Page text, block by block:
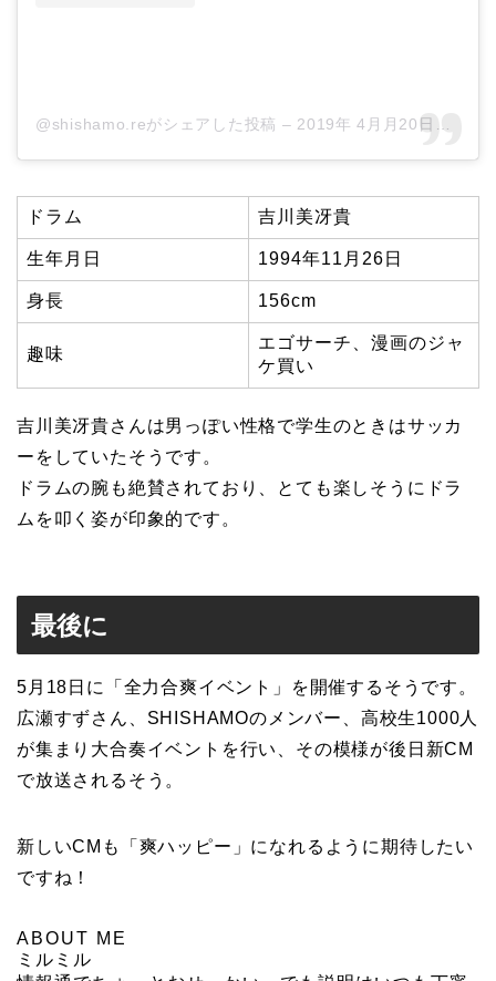
@shishamo.reがシェアした投稿 – 2019年 4月月20日午前6時21分PDT
ドラム 吉川美冴貴
生年月日 1994年11月26日
身長 156cm
趣味
エゴサーチ、漫画のジャ
ケ買い
吉川美冴貴さんは男っぽい性格で学生のときはサッカ
ーをしていたそうです。
ドラムの腕も絶賛されており、とても楽しそうにドラ
ムを叩く姿が印象的です。
最後に
5月18日に
「全力合爽イベント」を開催するそうです。
広瀬すずさん、SHISHAMOのメンバー、高校生1000人
が集まり大合奏イベントを行い、その模様が後日新CM
で放送されるそう。
新しいCMも
「爽ハッピー」になれるように期待したい
ですね！
ABOUT ME
ミルミル